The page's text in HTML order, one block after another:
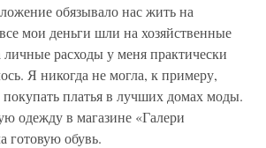
обязывало нас жить на
мои деньги шли на хозяйственные
расходы у меня практически
Я никогда не могла, к примеру,
платья в лучших домах моды.
одежду в магазине «Галери
готовую обувь.